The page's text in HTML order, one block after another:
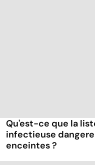
Qu'est-ce que la
infectieuse
enceintes ?